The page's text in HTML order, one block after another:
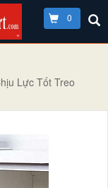
0
Lực Tốt Treo